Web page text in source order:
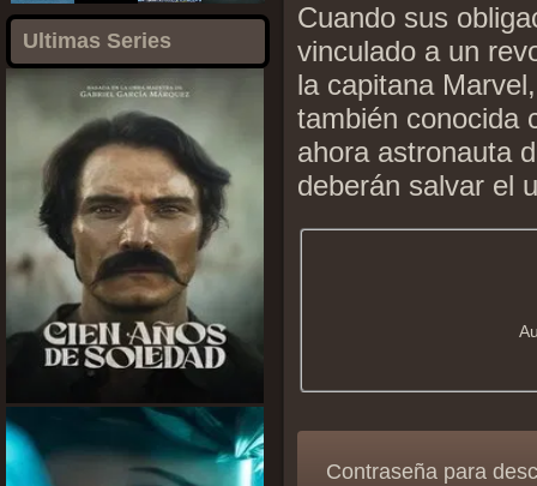
Ultimas Series
Cuando sus
vinculado a un
la capitana
también conocida
ahora astronauta
deberán salvar el
Contraseña para